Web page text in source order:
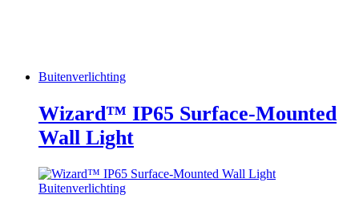
Buitenverlichting
Wizard™ IP65 Surface-Mounted
Wall Light
Buitenverlichting